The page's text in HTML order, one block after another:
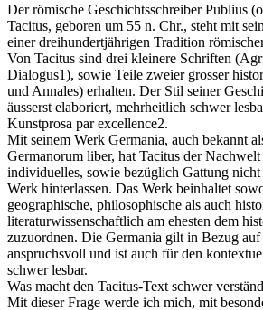
Der römische Geschichtsschreiber Publius
Tacitus, geboren um 55 n. Chr., steht mit
einer dreihundertjährigen Tradition
Von Tacitus sind drei kleinere Schriften
Dialogus1), sowie Teile zweier grosser
und Annales) erhalten. Der Stil seiner
äusserst elaboriert, mehrheitlich schwer
Kunstprosa par excellence2.
Mit seinem Werk Germania, auch bekannt
Germanorum liber, hat Tacitus der
individuelles, sowie bezüglich Gattung nicht
Werk hinterlassen. Das Werk beinhaltet
geographische, philosophische als auch
literaturwissenschaftlich am ehesten dem
zuzuordnen. Die Germania gilt in Bezug
anspruchsvoll und ist auch für den
schwer lesbar.
Was macht den Tacitus-Text schwer
Mit dieser Frage werde ich mich, mit